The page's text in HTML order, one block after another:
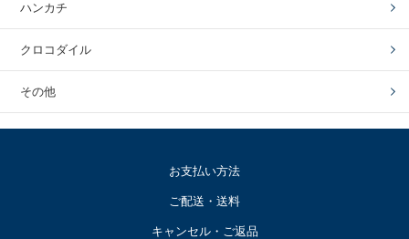
ハンカチ
クロコダイル
その他
お支払い方法
ご配送・送料
キャンセル・ご返品